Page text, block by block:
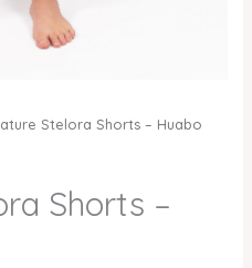
Stelora Shorts – Huabo
Shorts –